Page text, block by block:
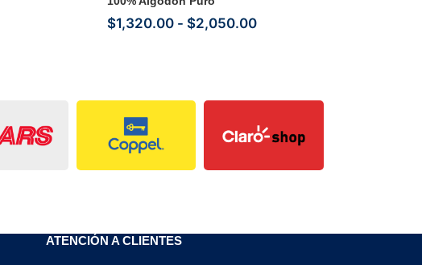
$1,320.00 - $2,050.00
ATENCIÓN A CLIENTES